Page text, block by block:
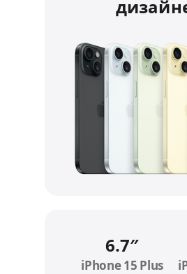
6.7″
iPhone 15 Plus